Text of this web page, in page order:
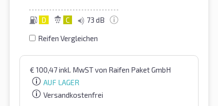
D C 73 dB
Reifen Vergleichen
€ 100,47inkl. MwSTvon Raifen Paket GmbH
AUF LAGER
Versandkostenfrei